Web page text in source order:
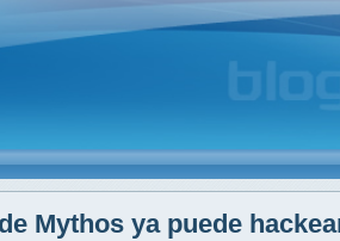
Mythos ya puede